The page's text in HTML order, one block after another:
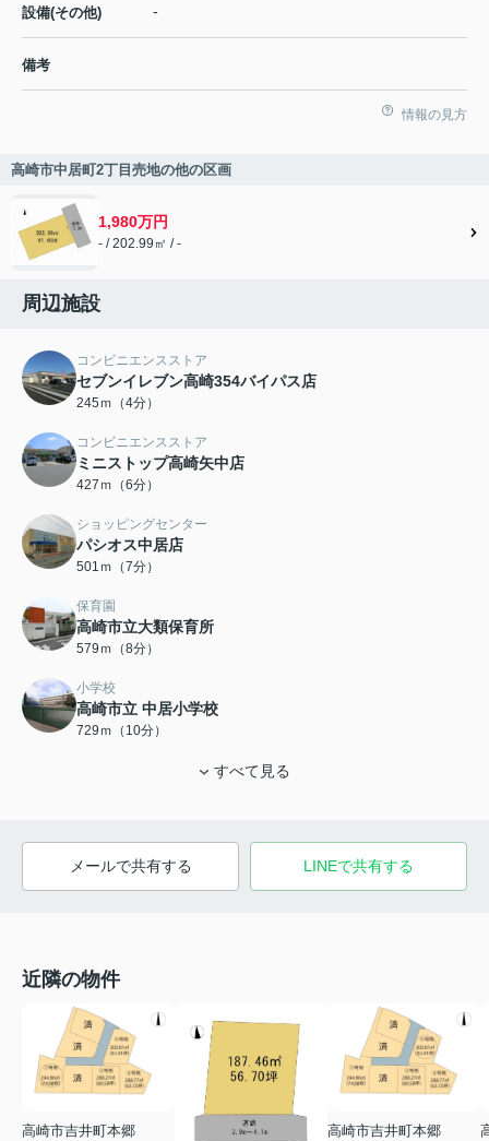
設備(その他) -
備考
情報の見方
高崎市中居町2丁目売地の他の区画
1,980万円
- / 202.99㎡ / -
周辺施設
コンビニエンスストア
セブンイレブン高崎354バイパス店
245ｍ（4分）
コンビニエンスストア
ミニストップ高崎矢中店
427ｍ（6分）
ショッピングセンター
パシオス中居店
501ｍ（7分）
保育園
高崎市立大類保育所
579ｍ（8分）
小学校
高崎市立 中居小学校
729ｍ（10分）
すべて見る
メールで共有する LINEで共有する
近隣の物件
高崎市吉井町本郷
高崎市吉井町本郷